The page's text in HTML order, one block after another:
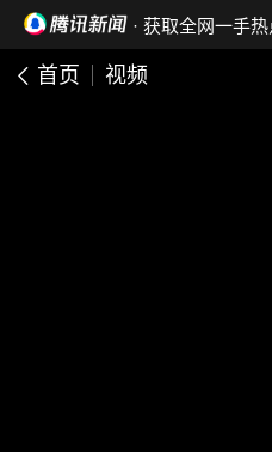
· 获取全网一手热
首页 视频